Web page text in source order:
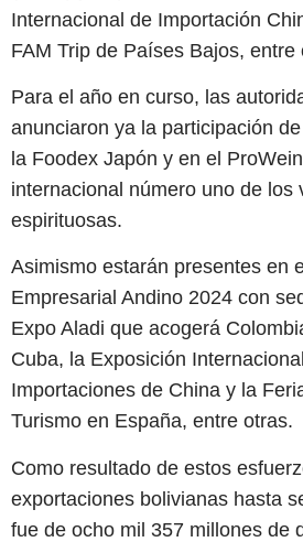
Internacional de Importación
FAM Trip de Países Bajos, entre
Para el año en curso, las
anunciaron ya la participación
la Foodex Japón y en el
internacional número uno de los
espirituosas.
Asimismo estarán presentes en
Empresarial Andino 2024 con
Expo Aladi que acogerá
Cuba, la Exposición
Importaciones de China y la
Turismo en España, entre otras.
Como resultado de estos
exportaciones bolivianas hasta
fue de ocho mil 357 millones de